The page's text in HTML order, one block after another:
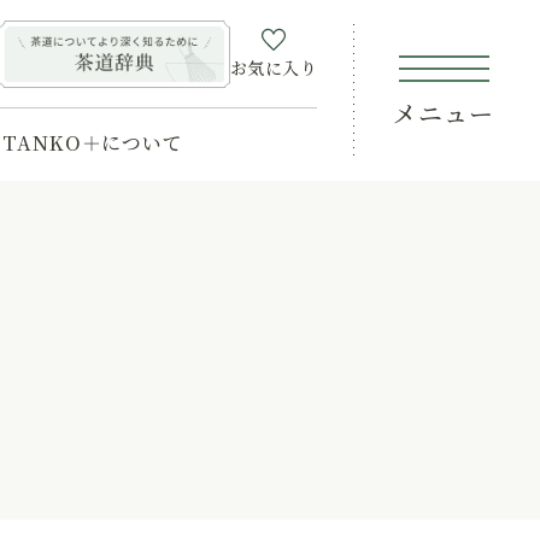
お気に入り
メニュー
TANKO＋について